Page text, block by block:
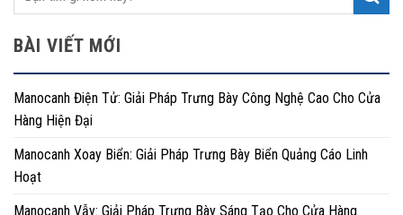
BÀI VIẾT MỚI
Manocanh Điện Tử: Giải Pháp Trưng Bày Công Nghệ Cao Cho Cửa
Hàng Hiện Đại
Manocanh Xoay Biển: Giải Pháp Trưng Bày Biển Quảng Cáo Linh
Hoạt
Manocanh Vẫy: Giải Pháp Trưng Bày Sáng Tạo Cho Cửa Hàng